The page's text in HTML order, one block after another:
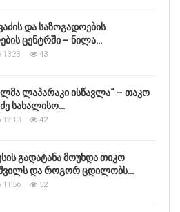
და საზოგადოების
ცენტრში – ნილა…
13:28 43
ლაპარაკი ისწავლა“ – თაკო
სახალისო…
12:13 42
გადატანა მოუხდა თიკო
და როგორ ცდილობს…
11:56 52